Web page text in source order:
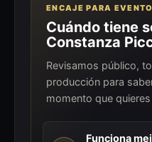
ENCAJE PARA
Cuándo tiene
Constanza
Revisamos público,
producción para
momento que quieres
Funciona